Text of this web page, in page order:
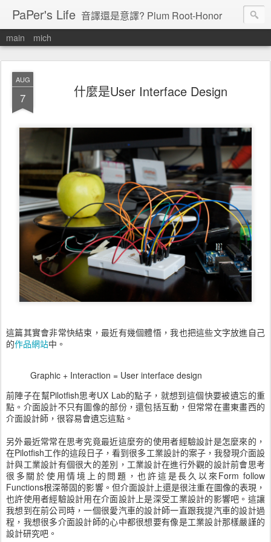
PaPer's Life 音譯還是意譯? Plum Root-Honor
main mich
AUG
7 什麼是User Interface Design
這篇其實會非常快結束，最近有幾個體悟，我也把這些文字放進自己
的作品網站中。
Graphic + Interaction = User interface design
前陣子在幫Pilotfish思考UX Lab的點子，就想到這個快要被遺忘的重
點。介面設計不只有圖像的部份，還包括互動，但常常在畫東畫西的
介面設計師，很容易會遺忘這點。
另外最近常常在思考究竟最近這麼夯的使用者經驗設計是怎麼來的，
在Pilotfish工作的這段日子，看到很多工業設計的案子，我發現介面設
計與工業設計有個很大的差別，工業設計在進行外觀的設計前會思考
很多關於使用情境上的問題，也許這是長久以來Form follow
Functions根深蒂固的影響。但介面設計上還是很注重在圖像的表現，
也許使用者經驗設計用在介面設計上是深受工業設計的影響吧。這讓
我想到在前公司時，一個很愛汽車的設計師一直跟我提汽車的設計過
程，我想很多介面設計師的心中都很想要有像是工業設計那樣嚴謹的
設計研究吧。